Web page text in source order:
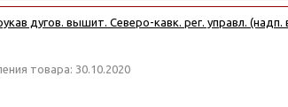
дугов. вышит. Северо-кавк. рег. управл. (надп.
товара: 30.10.2020